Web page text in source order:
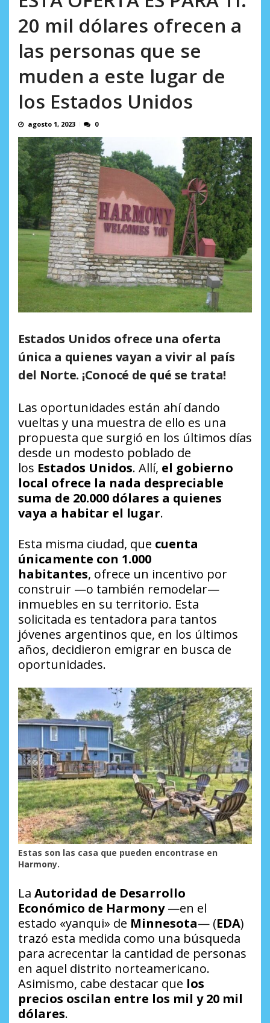
20 mil dólares ofrecen a
las personas que se
muden a este lugar de
los Estados Unidos
agosto 1, 2023 0
Estados Unidos ofrece una oferta
única a quienes vayan a vivir al país
del Norte. ¡Conocé de qué se trata!
Las oportunidades están ahí dando
vueltas y una muestra de ello es una
propuesta que surgió en los últimos días
desde un modesto poblado de
los Estados Unidos. Allí, el gobierno
local ofrece la nada despreciable
suma de 20.000 dólares a quienes
vaya a habitar el lugar.
Esta misma ciudad, que cuenta
únicamente con 1.000
habitantes, ofrece un incentivo por
construir —o también remodelar—
inmuebles en su territorio. Esta
solicitada es tentadora para tantos
jóvenes argentinos que, en los últimos
años, decidieron emigrar en busca de
oportunidades.
Estas son las casa que pueden encontrase en
Harmony.
La Autoridad de Desarrollo
Económico de Harmony—en el
estado «yanqui» de Minnesota— (EDA)
trazó esta medida como una búsqueda
para acrecentar la cantidad de personas
en aquel distrito norteamericano.
Asimismo, cabe destacar que los
precios oscilan entre los mil y 20 mil
dólares.